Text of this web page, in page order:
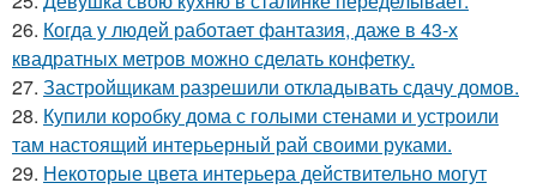
26. Когда у людей работает фантазия, даже в 43-х
квадратных метров можно сделать конфетку.
27. Застройщикам разрешили откладывать сдачу домов.
28. Купили коробку дома с голыми стенами и устроили
там настоящий интерьерный рай своими руками.
29. Некоторые цвета интерьера действительно могут